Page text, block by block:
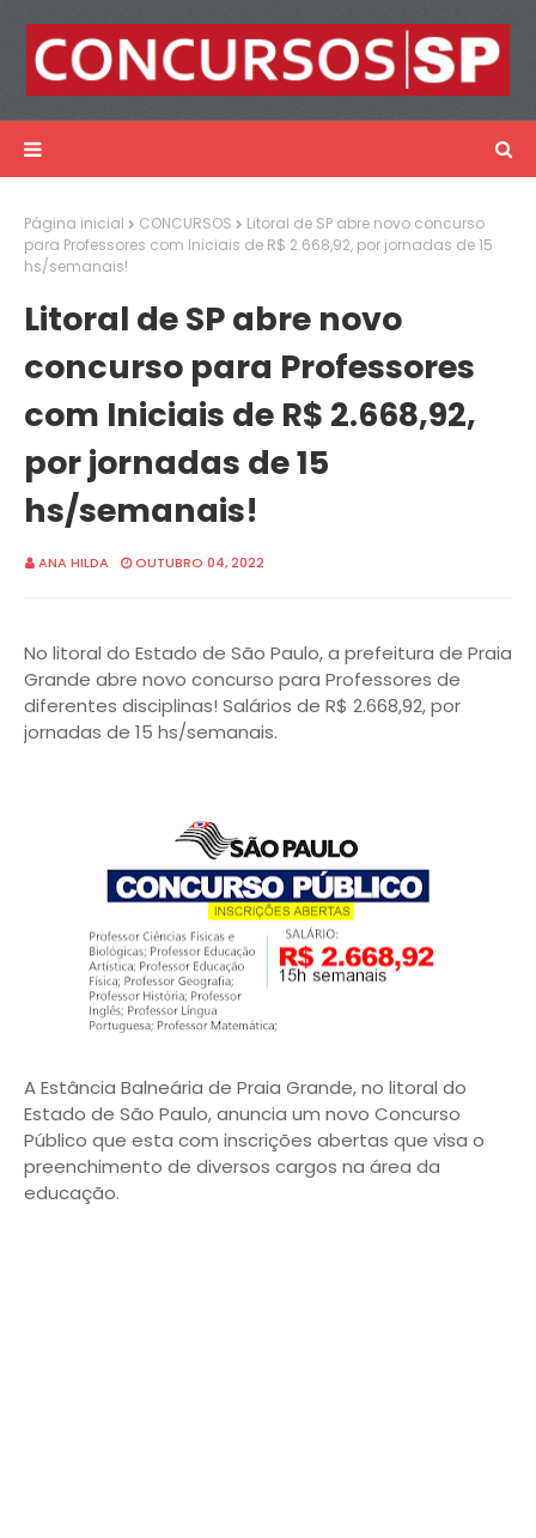
Página inicial CONCURSOS
Litoral de SP abre novo concurso
para Professores com Iniciais de R$ 2.668,92, por jornadas de 15
hs/semanais!
Litoral de SP abre novo
concurso para Professores
com Iniciais de R$ 2.668,92,
por jornadas de 15
hs/semanais!
ANA HILDA OUTUBRO 04, 2022
No litoral do Estado de São Paulo, a prefeitura de Praia
Grande abre novo concurso para Professores de
diferentes disciplinas! Salários de R$ 2.668,92, por
jornadas de 15 hs/semanais.
A Estância Balneária de Praia Grande, no litoral do
Estado de São Paulo, anuncia um novo Concurso
Público que esta com inscrições abertas que visa o
preenchimento de diversos cargos na área da
educação.